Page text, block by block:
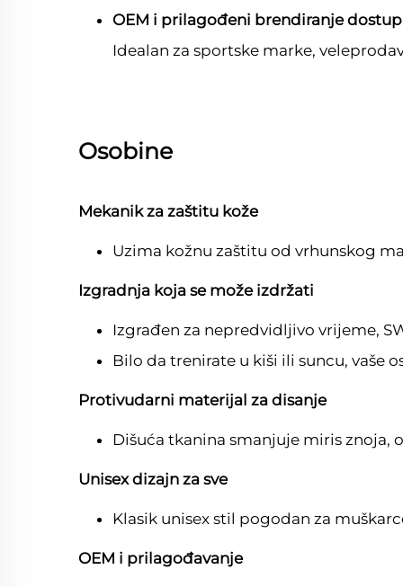
OEM i prilagođeni brendiranje
Idealan za sportske marke,
Osobine
Mekanik za zaštitu kože
Uzima kožnu zaštitu od vrhunskog
Izgradnja koja se može izdržati
Izgrađen za nepredvidljivo vrijeme,
Bilo da trenirate u kiši ili suncu, vaše
Protivudarni materijal za disanje
Dišuća tkanina smanjuje miris znoja,
Unisex dizajn za sve
Klasik unisex stil pogodan za
OEM i prilagođavanje